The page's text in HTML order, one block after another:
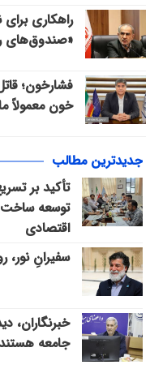
راهکاری
«صندوق‌های
فشارخون؛
خون معمولاً
جدیدترین مطالب
تأکید بر
توسعه
اقتصادی
سفیرانِ نور،
خبرنگاران،
جامعه